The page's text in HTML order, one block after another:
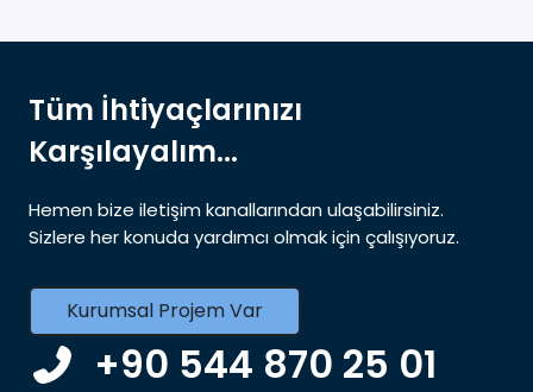
Tüm İhtiyaçlarınızı
Karşılayalım...
Hemen bize iletişim kanallarından ulaşabilirsiniz.
Sizlere her konuda yardımcı olmak için çalışıyoruz.
Kurumsal Projem Var
+90 544 870 25 01